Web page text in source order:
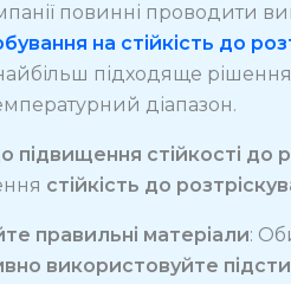
повинні проводити
на стійкість до
підходяще
діапазон.
стійкості до
стійкість до
правильні матеріали:
використовуйте